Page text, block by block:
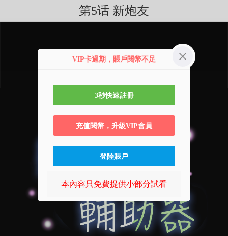
第5话 新炮友
VIP卡過期，賬戶閱幣不足
3秒快速註冊
充值閱幣，升級VIP會員
登陸賬戶
本內容只免費提供小部分試看